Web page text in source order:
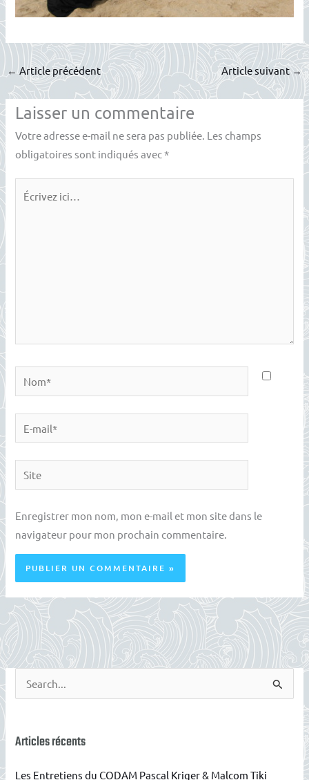
←Article précédent Article suivant→
Laisser un commentaire
Votre adresse e-mail ne sera pas publiée. Les champs
obligatoires sont indiqués avec*
Écrivez
Nom*
mail*
Site
Enregistrer mon nom, mon e-mail et mon site dans le
navigateur pour mon prochain commentaire.
e
h
Articles récents
Les Entretiens du CODAM Pascal Kriger & Malcom Tiki